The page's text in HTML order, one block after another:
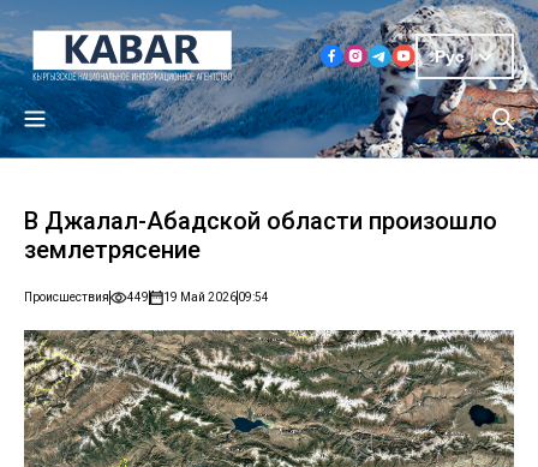
Рус
В Джалал-Абадской области произошло
землетрясение
Происшествия 449 19 Май 202609:54